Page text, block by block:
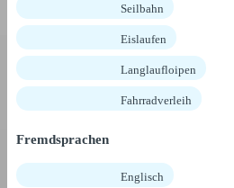
Seilbahn
Eislaufen
Langlaufloipen
Fahrradverleih
Fremdsprachen
Englisch